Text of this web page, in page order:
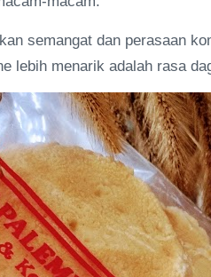
semangat dan perasaan
lebih menarik adalah rasa